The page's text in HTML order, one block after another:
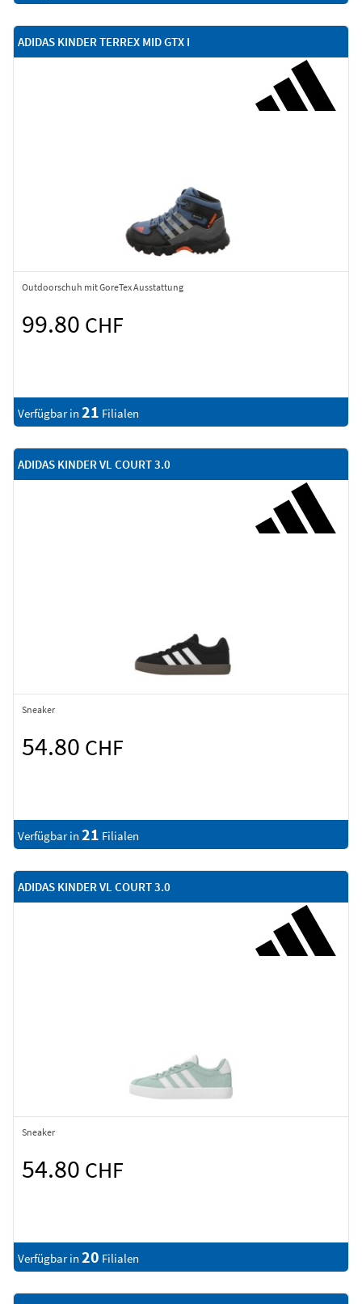
ADIDAS KINDER TERREX MID GTX I
Outdoorschuh mit GoreTex Ausstattung
99.80 CHF
Verfügbar in 21 Filialen
ADIDAS KINDER VL COURT 3.0
Sneaker
54.80 CHF
Verfügbar in 21 Filialen
ADIDAS KINDER VL COURT 3.0
Sneaker
54.80 CHF
Verfügbar in 20 Filialen